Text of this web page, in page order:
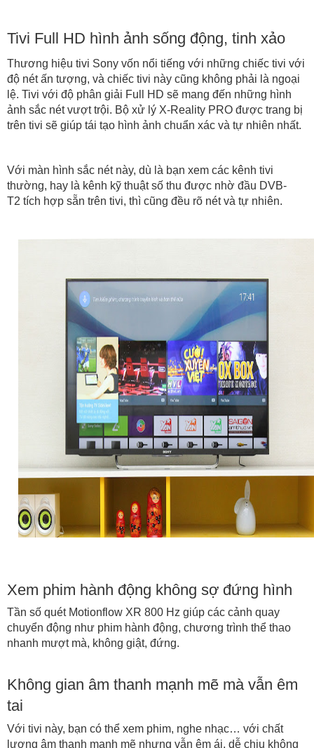
Tivi Full HD hình ảnh sống động, tinh xảo
Thương hiệu tivi Sony vốn nổi tiếng với những chiếc tivi với
độ nét ấn tượng, và chiếc tivi này cũng không phải là ngoại
lệ. Tivi với độ phân giải Full HD sẽ mang đến những hình
ảnh sắc nét vượt trội. Bộ xử lý X-Reality PRO được trang bị
trên tivi sẽ giúp tái tạo hình ảnh chuẩn xác và tự nhiên nhất.
Với màn hình sắc nét này, dù là bạn xem các kênh tivi
thường, hay là kênh kỹ thuật số thu được nhờ đầu DVB-
T2 tích hợp sẵn trên tivi, thì cũng đều rõ nét và tự nhiên.
Xem phim hành động không sợ đứng hình
Tần số quét Motionflow XR 800 Hz giúp các cảnh quay
chuyển động như phim hành động, chương trình thể thao
nhanh mượt mà, không giật, đứng.
Không gian âm thanh mạnh mẽ mà vẫn êm
tai
Với tivi này, bạn có thể xem phim, nghe nhạc… với chất
lượng âm thanh mạnh mẽ nhưng vẫn êm ái, dễ chịu không